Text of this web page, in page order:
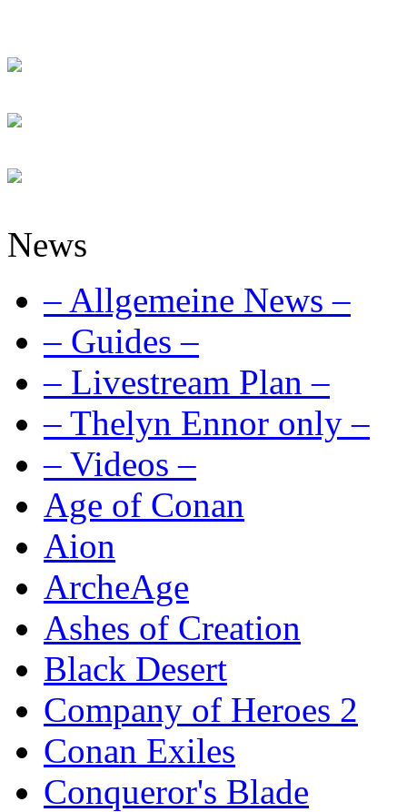
News
– Allgemeine News –
– Guides –
– Livestream Plan –
– Thelyn Ennor only –
– Videos –
Age of Conan
Aion
ArcheAge
Ashes of Creation
Black Desert
Company of Heroes 2
Conan Exiles
Conqueror's Blade